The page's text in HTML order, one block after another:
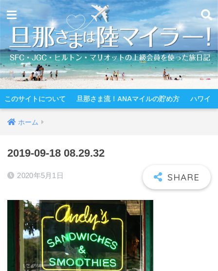
このサイトについて 旦那さま流！ANAマイルの貯め方 ハワイ
ホーム
2019-09-18 08.29.32
2020年5月1日